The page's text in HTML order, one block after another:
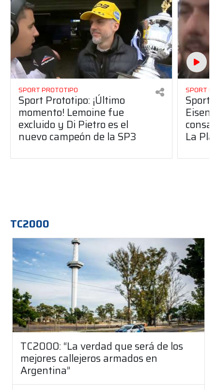
SPORT PROTOTIPO
Sport Prototipo: ¡Último
momento! Lemoine fue
excluido y Di Pietro es el
nuevo campeón de la SP3
SPORT
Sport
La
TC2000
TC2000: “La verdad que será de los
mejores callejeros armados en
Argentina”